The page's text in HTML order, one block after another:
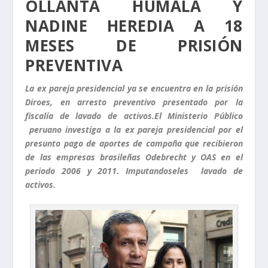
OLLANTA HUMALA Y
NADINE HEREDIA A 18
MESES DE PRISIÓN
PREVENTIVA
La ex pareja presidencial ya se encuentra en la prisión
Diroes, en arresto preventivo presentado por la
fiscalía de lavado de activos.El Ministerio Público
peruano investiga a la ex pareja presidencial por el
presunto pago de aportes de campaña que recibieron
de las empresas brasileñas Odebrecht y OAS en el
periodo 2006 y 2011. Imputandoseles lavado de
activos.